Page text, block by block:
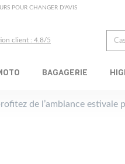
POUR CHANGER D'AVIS
client : 4.8/5
BAGAGERIE
de l’ambiance estivale